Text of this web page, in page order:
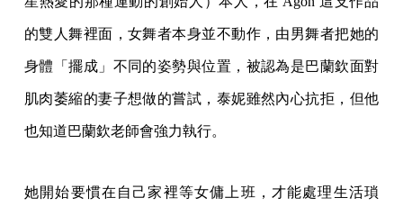
的雙人舞裡面，女舞者本身並不動作，由男舞者把她的
身體「擺成」不同的姿勢與位置，被認為是巴蘭欽面對
肌肉萎縮的妻子想做的嘗試，泰妮雖然內心抗拒，但他
也知道巴蘭欽老師會強力執行。
她開始要慣在自己家裡等女傭上班，才能處理生活瑣